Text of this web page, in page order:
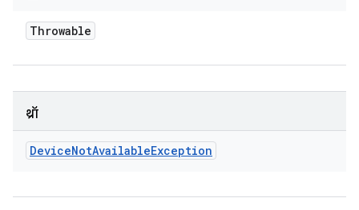
Throwable
थ्रॉ
DeviceNotAvailableException